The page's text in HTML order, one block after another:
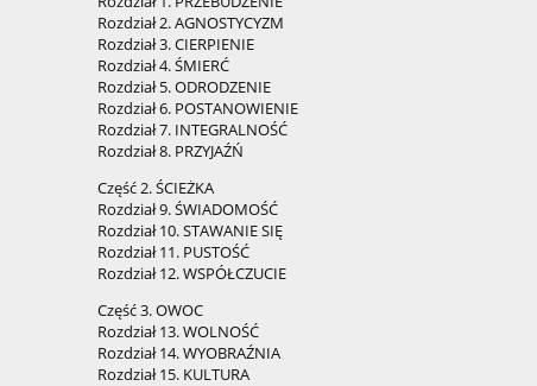
Rozdział 2. AGNOSTYCYZM
Rozdział 3. CIERPIENIE
Rozdział 4. ŚMIERĆ
Rozdział 5. ODRODZENIE
Rozdział 6. POSTANOWIENIE
Rozdział 7. INTEGRALNOŚĆ
Rozdział 8. PRZYJAŹŃ
Część 2. ŚCIEŻKA
Rozdział 9. ŚWIADOMOŚĆ
Rozdział 10. STAWANIE SIĘ
Rozdział 11. PUSTOŚĆ
Rozdział 12. WSPÓŁCZUCIE
Część 3. OWOC
Rozdział 13. WOLNOŚĆ
Rozdział 14. WYOBRAŹNIA
Rozdział 15. KULTURA